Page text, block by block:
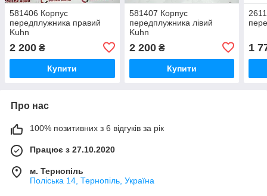
581406 Корпус
передплужника правий
Kuhn
2 200 ₴
Купити
581407 Корпус
передплужника лівий
Kuhn
2 200₴
Купити
1
Про нас
100% позитивних з 6 відгуків за рік
Працює з 27.10.2020
м. Тернопіль
Поліська 14, Тернопіль, Україна